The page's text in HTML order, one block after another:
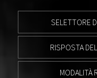
SELETTORE
RISPOSTA
MODALITÀ